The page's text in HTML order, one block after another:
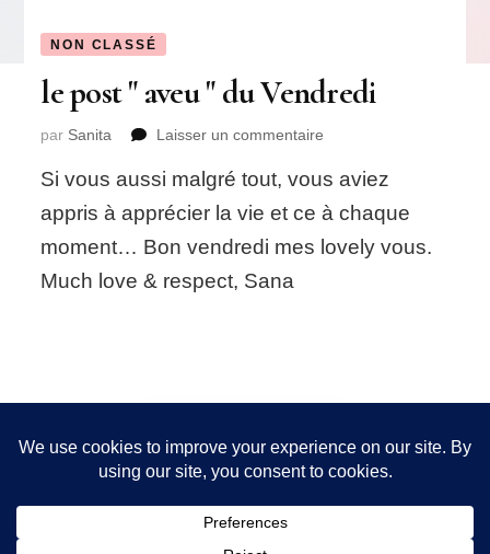
NON CLASSÉ
le post " aveu " du Vendredi
par Sanita Laisser un commentaire
post
"
aveu
"
Si vous aussi malgré tout, vous aviez
appris à apprécier la vie et ce à chaque
moment… Bon vendredi mes lovely vous.
Much love & respect, Sana
FOLLOW ME!
Nous utilisons des cookies pour vous garantir la meilleure
expérience sur notre site. Si vous continuez à utiliser ce
dernier, nous considérerons que vous acceptez l'utilisation des
cookies.